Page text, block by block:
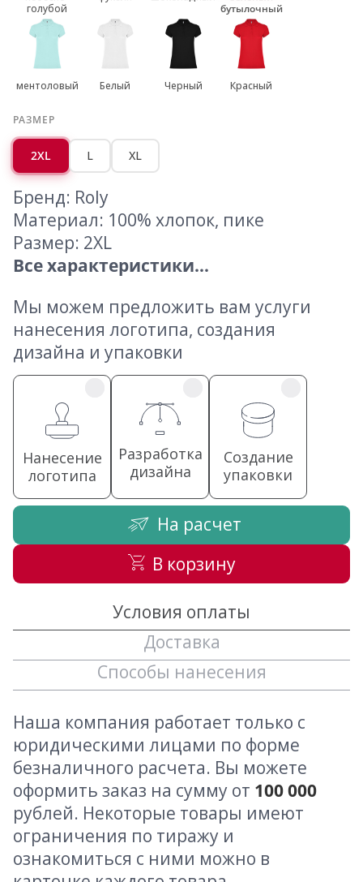
голубой
бутылочный
ментоловый Белый Черный Красный
РАЗМЕР
2XL L XL
Бренд: Roly
Материал: 100% хлопок, пике
Размер: 2XL
Все характеристики...
Мы можем предложить вам услуги
нанесения логотипа, создания
дизайна и упаковки
Нанесение
логотипа
Разработка
дизайна
Создание
упаковки
На расчет
В корзину
Условия оплаты
Доставка
Способы нанесения
Наша компания работает только с
юридическими лицами по форме
безналичного расчета. Вы можете
оформить заказ на сумму от 100 000
рублей. Некоторые товары имеют
ограничения по тиражу и
ознакомиться с ними можно в